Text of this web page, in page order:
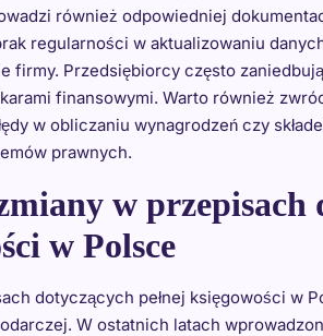
również odpowiedniej
regularności w aktualizowaniu
firmy. Przedsiębiorcy często
finansowymi. Warto również
w obliczaniu wynagrodzeń czy
prawnych.
w przepisach
w Polsce
dotyczących pełnej księgowości w
W ostatnich latach